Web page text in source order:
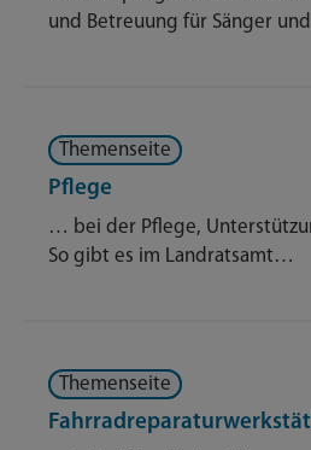
und Betreuung für Sänger
Themenseite
Pflege
… bei der Pflege,
So gibt es im Landratsamt…
Themenseite